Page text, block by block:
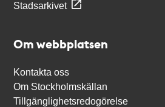
Stadsarkivet
Om webbplatsen
Kontakta oss
Om Stockholmskällan
Tillgänglighetsredogörelse